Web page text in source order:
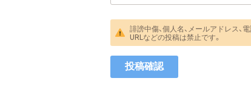
誹謗中傷、個人名、メールアドレス、電
URLなどの投稿は禁止です。